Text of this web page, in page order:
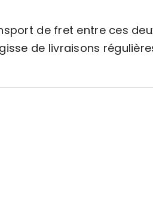
de fret entre ces
de livraisons